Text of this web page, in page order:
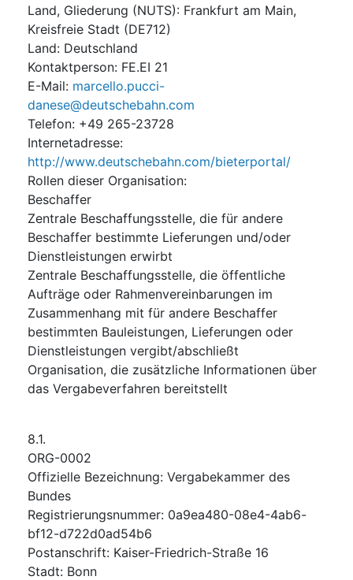
Land, Gliederung (NUTS): Frankfurt am Main,
Kreisfreie Stadt (DE712)
Land: Deutschland
Kontaktperson: FE.EI 21
E-Mail: marcello.pucci-
danese@deutschebahn.com
Telefon: +49 265-23728
Internetadresse:
http://www.deutschebahn.com/bieterportal/
Rollen dieser Organisation:
Beschaffer
Zentrale Beschaffungsstelle, die für andere
Beschaffer bestimmte Lieferungen und/oder
Dienstleistungen erwirbt
Zentrale Beschaffungsstelle, die öffentliche
Aufträge oder Rahmenvereinbarungen im
Zusammenhang mit für andere Beschaffer
bestimmten Bauleistungen, Lieferungen oder
Dienstleistungen vergibt/abschließt
Organisation, die zusätzliche Informationen über
das Vergabeverfahren bereitstellt
8.1.
ORG-0002
Offizielle Bezeichnung: Vergabekammer des
Bundes
Registrierungsnummer: 0a9ea480-08e4-4ab6-
bf12-d722d0ad54b6
Postanschrift: Kaiser-Friedrich-Straße 16
Stadt: Bonn